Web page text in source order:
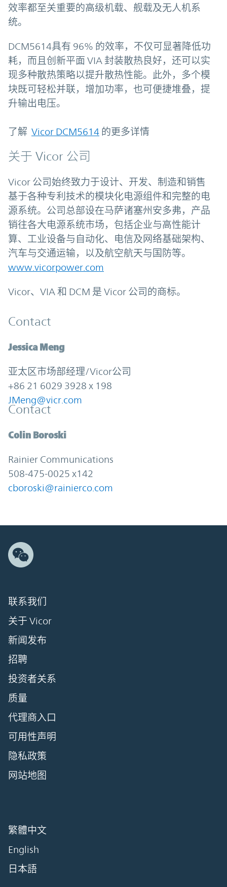
效率都至关重要的高级机载、舰载及无人机系
统。
DCM5614具有 96% 的效率，不仅可显著降低功
耗，而且创新平面 VIA 封装散热良好，还可以实
现多种散热策略以提升散热性能。此外，多个模
块既可轻松并联，增加功率，也可便捷堆叠，提
升输出电压。
了解 Vicor DCM5614 的更多详情
关于 Vicor 公司
Vicor 公司始终致力于设计、开发、制造和销售
基于各种专利技术的模块化电源组件和完整的电
源系统。公司总部设在马萨诸塞州安多弗，产品
销往各大电源系统市场，包括企业与高性能计
算、工业设备与自动化、电信及网络基础架构、
汽车与交通运输，以及航空航天与国防等。
www.vicorpower.com
Vicor、VIA 和 DCM 是 Vicor 公司的商标。
Contact
Jessica Meng
亚太区市场部经理/Vicor公司
+86 21 6029 3928 x 198
JMeng@vicr.com
Contact
Colin Boroski
Rainier Communications
508-475-0025 x142
cboroski@rainierco.com
联系我们
关于 Vicor
新闻发布
招聘
投资者关系
质量
代理商入口
可用性声明
隐私政策
网站地图
繁體中文
English
日本語